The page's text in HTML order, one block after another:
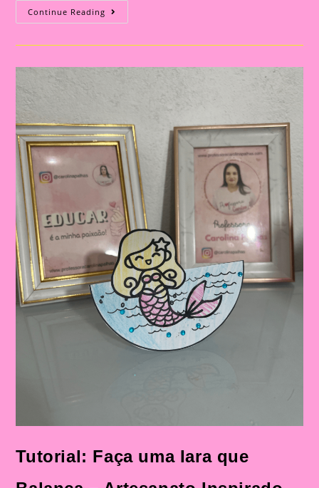
Continue Reading Atividade
Sobre
Folclore
Boitatá:
De
Temático
Tutorial: Faça uma Iara que